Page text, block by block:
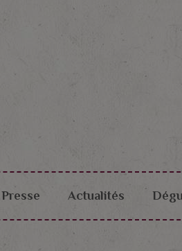
Presse Actualités